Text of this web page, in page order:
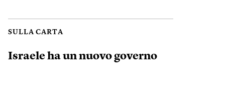
SULLA CARTA
Israele ha un nuovo governo